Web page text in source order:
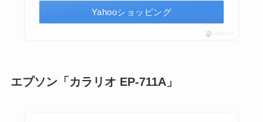
Yahooショッピング
ポチップ
エプソン「カラリオ EP-711A」